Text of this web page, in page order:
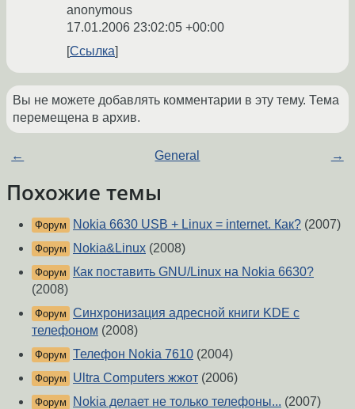
anonymous
17.01.2006 23:02:05 +00:00
Ссылка
Вы не можете добавлять комментарии в эту тему. Тема
перемещена в архив.
← General →
Похожие темы
Форум Nokia 6630 USB + Linux = internet. Как? (2007)
Форум Nokia&Linux (2008)
Форум
Как поставить GNU/Linux на Nokia 6630?
(2008)
Форум Синхронизация адресной книги KDE с
телефоном (2008)
Форум Телефон Nokia 7610 (2004)
Форум Ultra Computers жжот (2006)
Форум Nokia делает не только телефоны... (2007)